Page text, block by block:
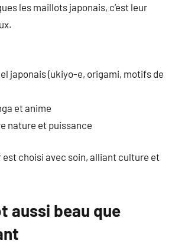
les maillots japonais, c’est leur
japonais (ukiyo-e, origami, motifs de
et anime
nature et puissance
est choisi avec soin, alliant culture et
aussi beau que